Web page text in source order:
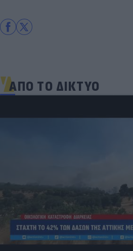
ΑΠΟ ΤΟ ΔΙΚΤΥΟ
Πόρτο Γερμενό:
στα 2 σπίτια από τη φωτιά